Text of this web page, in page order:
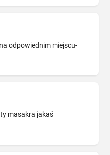
odpowiednim miejscu-
masakra jakaś